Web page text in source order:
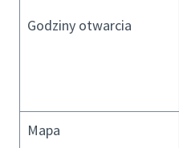
Godziny otwarcia
Mapa